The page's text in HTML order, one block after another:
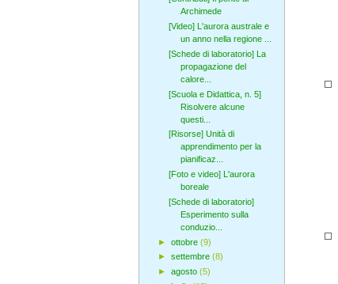
Archimede
[Video] L'aurora australe e
un anno nella regione ...
[Schede di laboratorio] La
propagazione del
calore...
[Scuola e Didattica, n. 5]
Risolvere alcune
questi...
[Risorse] Unità di
apprendimento per la
pianificaz...
[Foto e video] L'aurora
boreale
[Schede di laboratorio]
Esperimento sulla
conduzio...
► ottobre (9)
► settembre (8)
► agosto (5)